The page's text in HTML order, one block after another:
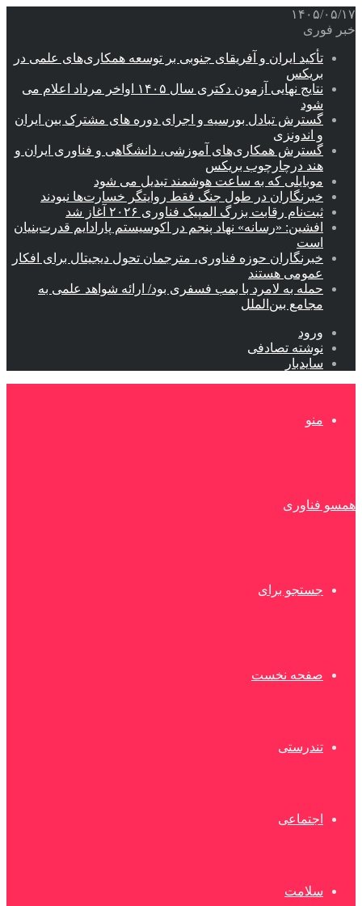
۱۴۰۵/۰۵/۱۷
خبر فوری
تأکید ایران و آفریقای جنوبی بر توسعه همکاری‌های علمی در
بریکس
نتایج نهایی آزمون دکتری سال ۱۴۰۵ اواخر مرداد اعلام می
شود
گسترش تبادل بورسیه و اجرای دوره های مشترک بین ایران
و اندونزی
گسترش همکاری‌های آموزشی، دانشگاهی و فناوری ایران و
هند درچارچوب بریکس
موبایلی که به ساعت هوشمند تبدیل می شود
خبرنگاران در طول جنگ فقط روایتگر خسارت‌ها نبودند
ثبت‌نام رقابت بزرگ المپیک فناوری ۲۰۲۶ آغاز شد
افشین: «رسانه» نهاد پنجم در اکوسیستم پارادایم قدرت‌بنیان
است
خبرنگاران حوزه فناوری، مترجمان تحول دیجیتال برای افکار
عمومی هستند
حمله به لامرد با بمب فسفری بود/ ارائه شواهد علمی به
مجامع بین‌الملل
ورود
نوشته تصادفی
سایدبار
منو
همسو فناوری
جستجو برای
صفحه نخست
تندرستی
اجتماعی
سلامت